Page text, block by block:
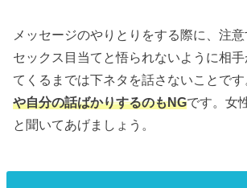
メッセージのやりとりをする際に、注
セックス目当てと悟られないように相
てくるまでは下ネタを話さないことで
や自分の話ばかりするのもNGです。女
と聞いてあげましょう。